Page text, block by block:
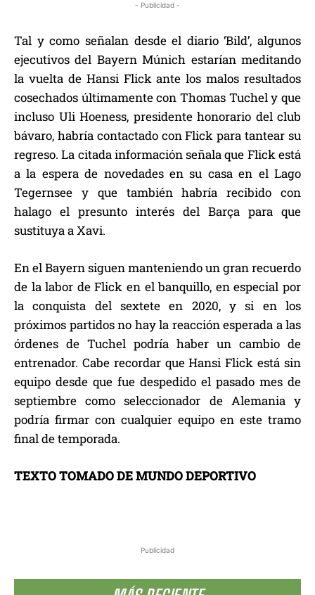
Publicidad
- Publicidad -
Tal y como señalan desde el diario ‘Bild’, algunos
ejecutivos del Bayern Múnich estarían meditando
la vuelta de Hansi Flick ante los malos resultados
cosechados últimamente con Thomas Tuchel y que
incluso Uli Hoeness, presidente honorario del club
bávaro, habría contactado con Flick para tantear su
regreso. La citada información señala que Flick está
a la espera de novedades en su casa en el Lago
Tegernsee y que también habría recibido con
halago el presunto interés del Barça para que
sustituya a Xavi.
En el Bayern siguen manteniendo un gran recuerdo
de la labor de Flick en el banquillo, en especial por
la conquista del sextete en 2020, y si en los
próximos partidos no hay la reacción esperada a las
órdenes de Tuchel podría haber un cambio de
entrenador. Cabe recordar que Hansi Flick está sin
equipo desde que fue despedido el pasado mes de
septiembre como seleccionador de Alemania y
podría firmar con cualquier equipo en este tramo
final de temporada.
TEXTO TOMADO DE MUNDO DEPORTIVO